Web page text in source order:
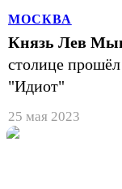
МОСКВА
Князь Лев
столице
"Идиот"
25 мая 2023